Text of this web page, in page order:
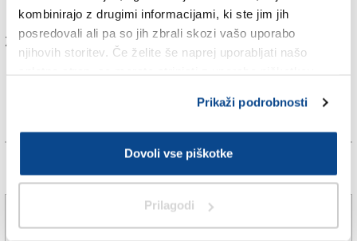
kombinirajo z drugimi informacijami, ki ste jim jih
posredovali ali pa so jih zbrali skozi vašo uporabo
njihovih storitev. Če želite še naprej uporabljati našo
Prikaži podrobnosti
Dovoli vse piškotke
Prilagodi
Za branje in pisanje komentarjevje potrebna prijava
Več novic
Zagorelo pri Samatorci